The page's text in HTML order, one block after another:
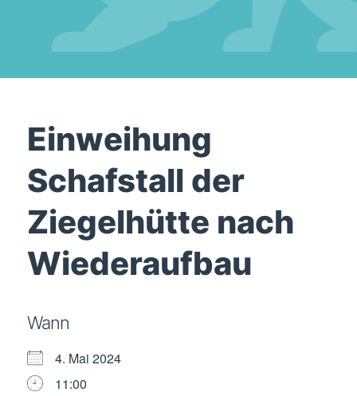
Einweihung
Schafstall der
Ziegelhütte nach
Wiederaufbau
Wann
4. Mai 2024
11:00